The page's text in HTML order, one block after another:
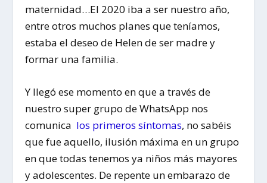
maternidad…El 2020 iba a ser nuestro año,
entre otros muchos planes que teníamos,
estaba el deseo de Helen de ser madre y
formar una familia.
Y llegó ese momento en que a través de
nuestro super grupo de WhatsApp nos
comunica los primeros síntomas, no sabéis
que fue aquello, ilusión máxima en un grupo
en que todas tenemos ya niños más mayores
y adolescentes. De repente un embarazo de